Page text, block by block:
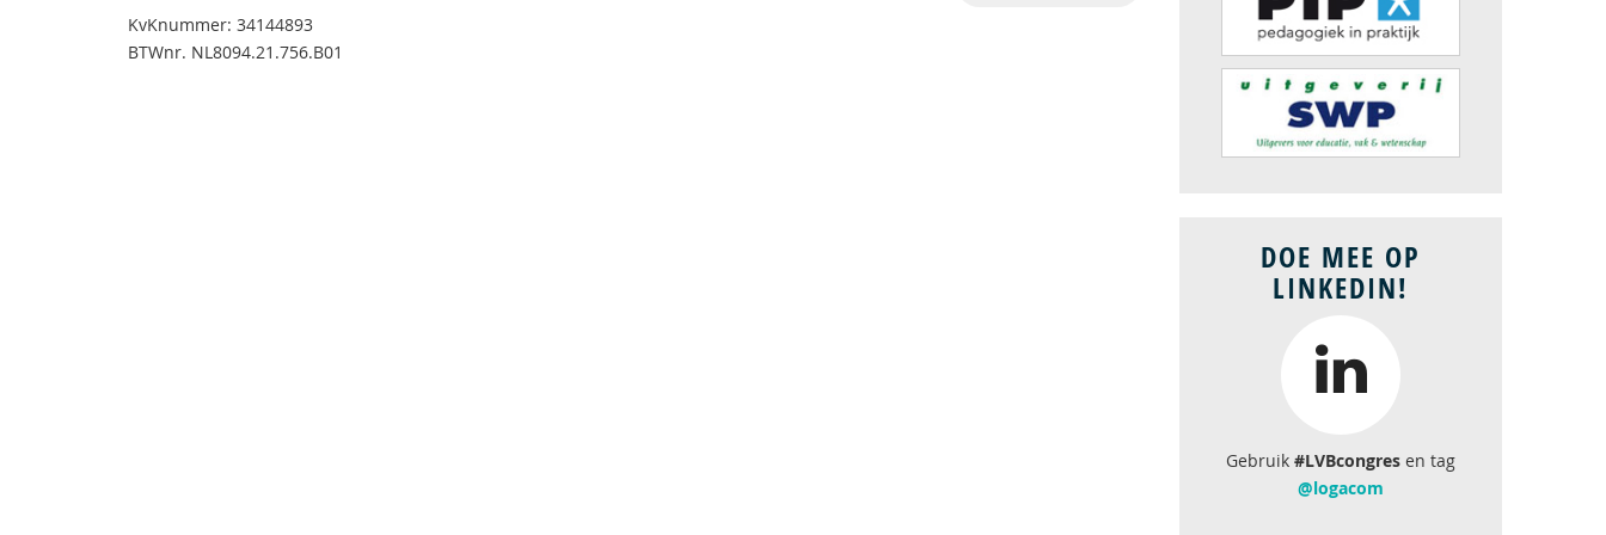
KvKnummer: 34144893
BTWnr. NL8094.21.756.B01
DOE MEE OP
LINKEDIN!
Gebruik #LVBcongres en tag
@logacom